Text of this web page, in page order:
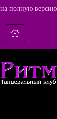
полную версию